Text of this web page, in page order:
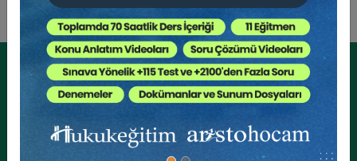
Tüketici Hukuku Enstitüsü
Kurumsal Üyelikler İçin
Kurumsal Teklif Alın